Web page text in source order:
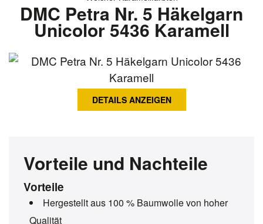
DMC Petra Nr. 5 Häkelgarn
Unicolor 5436 Karamell
Vorteile und Nachteile
Vorteile
Hergestellt aus 100 % Baumwolle von hoher
Qualität
DETAILS ANZEIGEN